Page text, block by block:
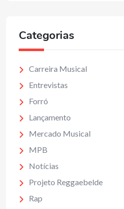
Categorias
Carreira Musical
Entrevistas
Forró
Lançamento
Mercado Musical
MPB
Notícias
Projeto Reggaebelde
Rap